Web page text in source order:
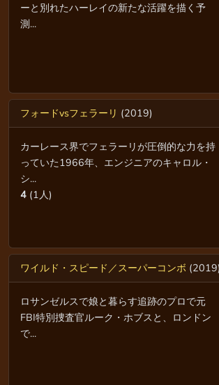
ーと別れたハーレイの新たな活躍を描く予
測...
フォードvsフェラーリ (2019)
カーレース界でフェラーリが圧倒的な力を持
っていた1966年、エンジニアのキャロル・
シ...
4 (1人)
ワイルド・スピード／スーパーコンボ (2019)
ロサンゼルスで娘と暮らす追跡のプロで元
FBI特別捜査官ルーク・ホブスと、ロンドン
で...